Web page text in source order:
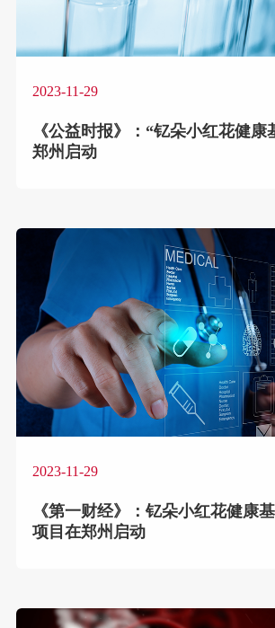
2023-11-29
《公益时报》：“钇朵小红花健康
郑州启动
2023-11-29
《第一财经》：钇朵小红花健康
项目在郑州启动